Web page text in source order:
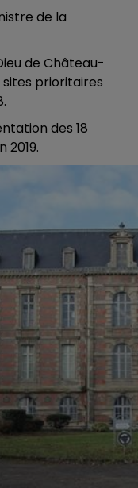
de la
de Château-
sites prioritaires
des 18
2019.